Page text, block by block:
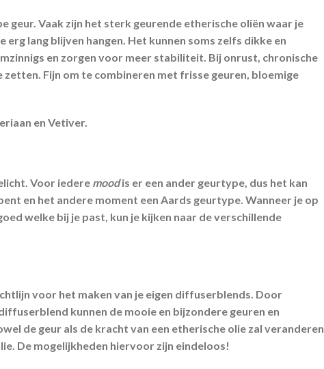
geur. Vaak zijn het sterk geurende etherische oliën waar je
lang blijven hangen. Het kunnen soms zelfs dikke en
en zorgen voor meer stabiliteit. Bij onrust, chronische
Fijn om te combineren met frisse geuren, bloemige
en Vetiver.
Voor iedere moodis er een ander geurtype, dus het kan
en het andere moment een Aards geurtype. Wanneer je op
welke bij je past, kun je kijken naar de verschillende
voor het maken van je eigen diffuserblends. Door
kunnen de mooie en bijzondere geuren en
de geur als de kracht van een etherische olie zal veranderen
De mogelijkheden hiervoor zijn eindeloos!